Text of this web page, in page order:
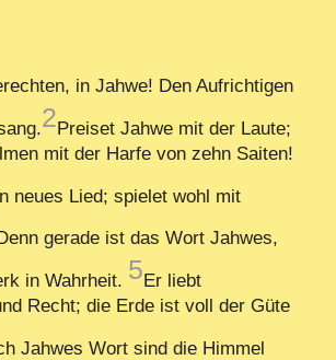
in Jahwe! Den Aufrichtigen
2Preiset Jahwe mit der Laute;
mit der Harfe von zehn Saiten!
neues Lied; spielet wohl mit
gerade ist das Wort Jahwes,
in Wahrheit. 5Er liebt
Recht; die Erde ist voll der Güte
Jahwes Wort sind die Himmel